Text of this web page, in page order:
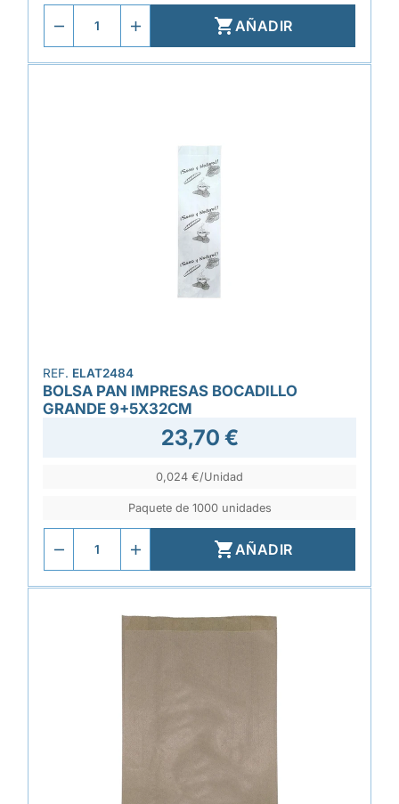
AÑADIR
REF. ELAT2484
BOLSA PAN IMPRESAS BOCADILLO
GRANDE 9+5X32CM
23,70 €
0,024 €/Unidad
Paquete de 1000 unidades
AÑADIR